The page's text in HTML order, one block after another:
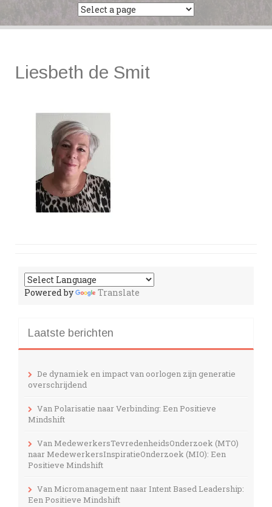
Liesbeth de Smit
Powered by Translate
Laatste berichten
De dynamiek en impact van oorlogen zijn generatie
overschrijdend
Van Polarisatie naar Verbinding: Een Positieve
Mindshift
Van MedewerkersTevredenheidsOnderzoek (MTO)
naar MedewerkersInspiratieOnderzoek (MIO): Een
Positieve Mindshift
Van Micromanagement naar Intent Based Leadership:
Een Positieve Mindshift